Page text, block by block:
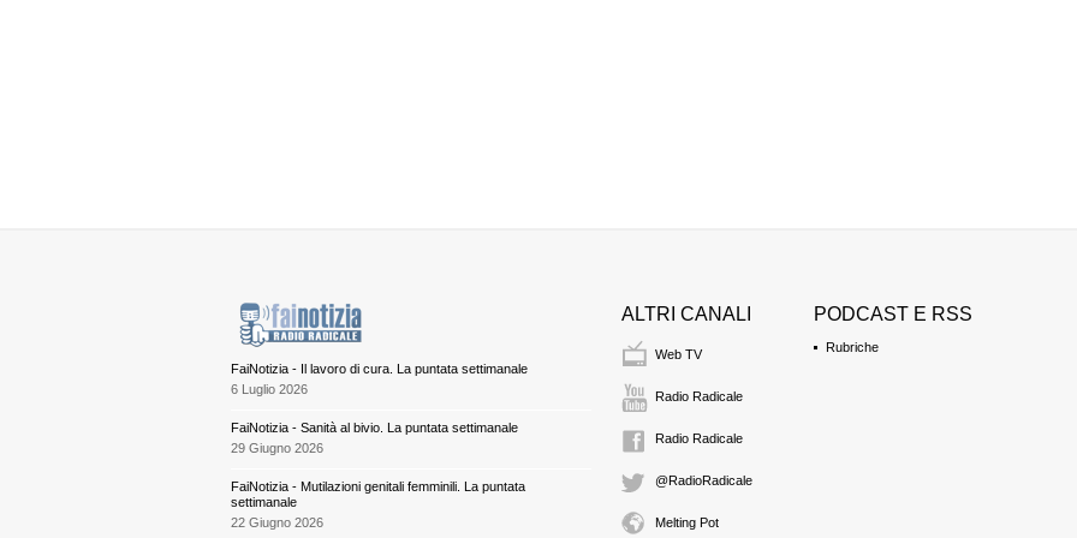
DIEGO OLIVIERI
FaiNotizia - Il lavoro di cura. La puntata settimanale
6 Luglio 2026
FaiNotizia - Sanità al bivio. La puntata settimanale
29 Giugno 2026
FaiNotizia - Mutilazioni genitali femminili. La puntata
settimanale
22 Giugno 2026
ALTRI CANALI
Web TV
Radio Radicale
Radio Radicale
@RadioRadicale
Melting Pot
PODCAST E RSS
Rubriche